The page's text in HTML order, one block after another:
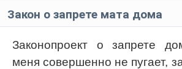
Закон о запрете мата дома
Законопроект о запрете
меня совершенно не пугает,